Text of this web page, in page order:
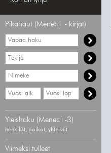
Pikahaut (Menec1 - kirjat)
Vapaa
haku
Hae
tekijää
Hae
nimekettä
Hae
vähimmäisvuosi
Hae
enimmäisvuosi
Yleishaku (Menec1-3)
henkilöt, paikat, yhteisöt
Viimeksi tulleet